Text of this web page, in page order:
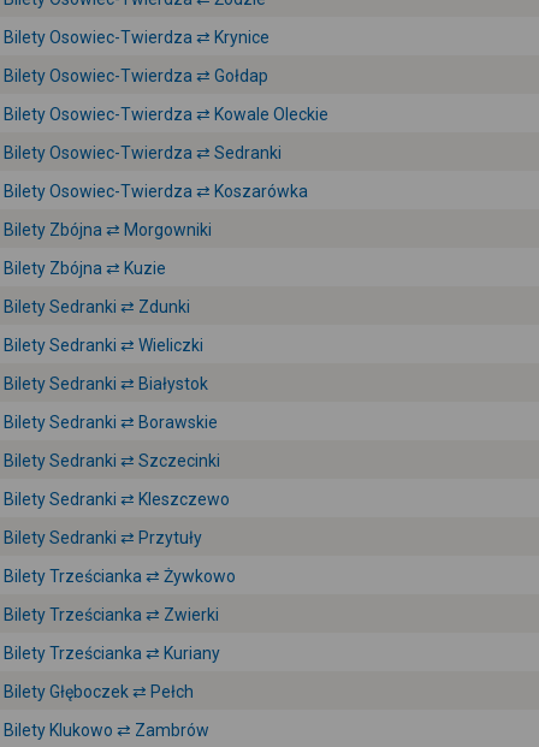
Bilety Osowiec-Twierdza ⇄ Krynice
Bilety Osowiec-Twierdza ⇄ Gołdap
Bilety Osowiec-Twierdza ⇄ Kowale Oleckie
Bilety Osowiec-Twierdza ⇄ Sedranki
Bilety Osowiec-Twierdza ⇄ Koszarówka
Bilety Zbójna ⇄ Morgowniki
Bilety Zbójna ⇄ Kuzie
Bilety Sedranki ⇄ Zdunki
Bilety Sedranki ⇄ Wieliczki
Bilety Sedranki ⇄ Białystok
Bilety Sedranki ⇄ Borawskie
Bilety Sedranki ⇄ Szczecinki
Bilety Sedranki ⇄ Kleszczewo
Bilety Sedranki ⇄ Przytuły
Bilety Trześcianka ⇄ Żywkowo
Bilety Trześcianka ⇄ Zwierki
Bilety Trześcianka ⇄ Kuriany
Bilety Głęboczek ⇄ Pełch
Bilety Klukowo ⇄ Zambrów